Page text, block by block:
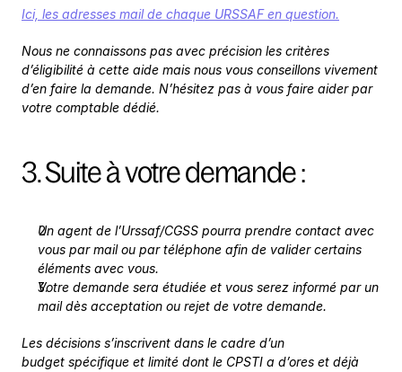
Ici, les adresses mail de chaque URSSAF en question.
Nous ne connaissons pas avec précision les critères
d’éligibilité à cette aide mais nous vous conseillons vivement
d’en faire la demande. N’hésitez pas à vous faire aider par
votre comptable dédié.
3. Suite à votre demande :
Un agent de l’Urssaf/CGSS pourra prendre contact avec
vous par mail ou par téléphone afin de valider certains
éléments avec vous.
Votre demande sera étudiée et vous serez informé par un
mail dès acceptation ou rejet de votre demande.
Les décisions s’inscrivent dans le cadre d’un
budget spécifique et limité dont le CPSTI a d’ores et déjà